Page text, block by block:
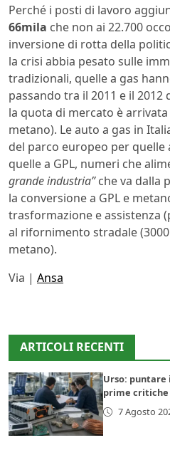
Perché i posti di lavoro
66mila che non ai 22.700
inversione di rotta della
la crisi abbia pesato sulle
tradizionali, quelle a gas
passando tra il 2011 e il 2012
la quota di mercato è arrivata
metano). Le auto a gas in
del parco europeo per quelle
quelle a GPL, numeri che
grande industria”che va dalla
la conversione a GPL e
trasformazione e assistenza
al rifornimento stradale
metano).
Via | Ansa
ARTICOLI RECENTI
Urso:
prime critiche
7 Agosto